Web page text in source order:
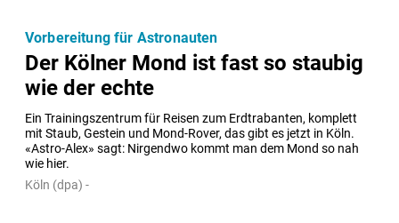
Der Kölner Mond ist fast so staubig
wie der echte
Ein Trainingszentrum für Reisen zum Erdtrabanten, komplett
mit Staub, Gestein und Mond-Rover, das gibt es jetzt in Köln.
«Astro-Alex» sagt: Nirgendwo kommt man dem Mond so nah
wie hier.
Vorbereitung für Astronauten
Köln (dpa) -